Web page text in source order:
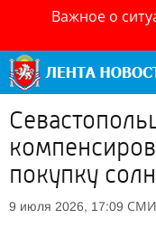
Важное о
покупку
9 июля 2026, 17:09 СМИ